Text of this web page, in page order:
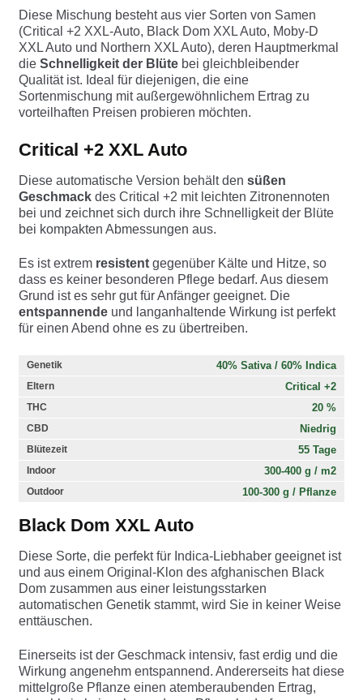
mit4.73
von 5,
basierend
auf
Kundenbe
wertungen
Diese Mischung besteht aus vier Sorten von Samen
(Critical +2 XXL-Auto, Black Dom XXL Auto, Moby-D
XXL Auto und Northern XXL Auto), deren Hauptmerkmal
die Schnelligkeit der Blüte bei gleichbleibender
Qualität ist. Ideal für diejenigen, die eine
Sortenmischung mit außergewöhnlichem Ertrag zu
vorteilhaften Preisen probieren möchten.
Critical +2 XXL Auto
Diese automatische Version behält den süßen
Geschmack des Critical +2 mit leichten Zitronennoten
bei und zeichnet sich durch ihre Schnelligkeit der Blüte
bei kompakten Abmessungen aus.
Es ist extrem resistent gegenüber Kälte und Hitze, so
dass es keiner besonderen Pflege bedarf. Aus diesem
Grund ist es sehr gut für Anfänger geeignet. Die
entspannende und langanhaltende Wirkung ist perfekt
für einen Abend ohne es zu übertreiben.
Genetik 40% Sativa / 60% Indica
Eltern Critical +2
THC 20 %
CBD Niedrig
Blütezeit 55 Tage
Indoor 300-400 g / m2
Outdoor 100-300 g / Pflanze
Black Dom XXL Auto
Diese Sorte, die perfekt für Indica-Liebhaber geeignet ist
und aus einem Original-Klon des afghanischen Black
Dom zusammen aus einer leistungsstarken
automatischen Genetik stammt, wird Sie in keiner Weise
enttäuschen.
Einerseits ist der Geschmack intensiv, fast erdig und die
Wirkung angenehm entspannend. Andererseits hat diese
mittelgroße Pflanze einen atemberaubenden Ertrag,